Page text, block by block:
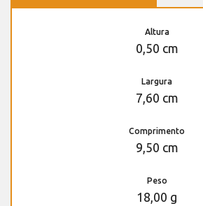
Altura
0,50 cm
Largura
7,60 cm
Comprimento
9,50 cm
Peso
18,00 g